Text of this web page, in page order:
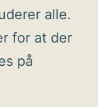
alle.
for at der
på